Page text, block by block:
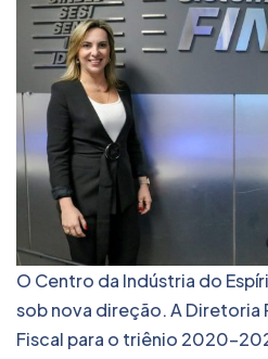
O Centro da Indústria do
sob nova direção. A Diretoria
Fiscal para o triênio 2020-